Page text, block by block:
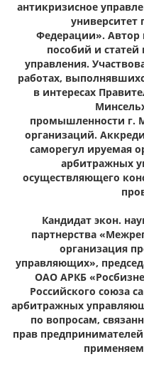
антикризисное
университет
Федерации». Автор
пособий и
управления.
работах,
в интересах
промышленности г.
организаций.
саморегул ируемая
арбитражных
осуществляющего
Кандидат экон.
партнерства
организация
управляющих»,
ОАО АРКБ
Российского союза
арбитражных
по вопросам,
прав